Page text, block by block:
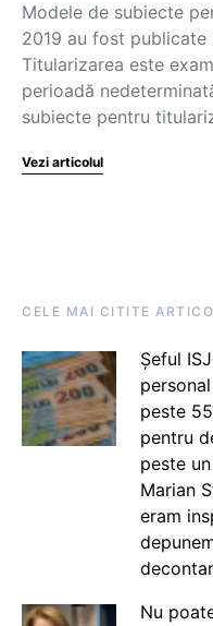
Modele de subiecte
2019 au fost publicate
Titularizarea este
perioadă
subiecte pentru
Vezi articolul
CELE MAI CITITE
Șeful
peste
pentru
peste
Marian
eram
Nu